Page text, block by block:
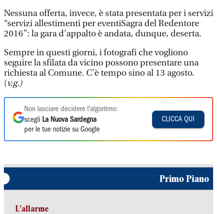
Nessuna offerta, invece, è stata presentata per i servizi
“servizi allestimenti per eventiSagra del Redentore
2016”: la gara d’appalto è andata, dunque, deserta.
Sempre in questi giorni, i fotografi che vogliono
seguire la sfilata da vicino possono presentare una
richiesta al Comune. C’è tempo sino al 13 agosto.
(v.g.)
Non lasciare decidere l'algoritmo:
scegli La Nuova Sardegna
per le tue notizie su Google
CLICCA QUI
Primo Piano
L’allarme